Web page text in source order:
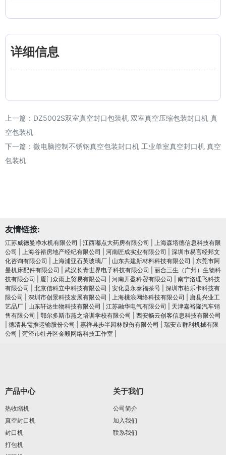
详细信息
上一篇： DZ5002S双室真空封口包装机 双室真空压缩包装封口机 真
空包装机
下一篇： 微电脑控制不锈钢真空包装封口机 工业单室真空封口机 真空
包装机
友情链接:
江苏威德曼净水机有限公司 江西嘟点大药房有限公司
上海森塔德信息科技有限
公司
上海谷裕房地产经纪有限公司 河南匠成实业有限公司
深圳市易言经邦文
化咨询有限公司
上海浦亚石英玻璃厂 山东共建新材料科技有限公司
东莞市阿
曼机床配件有限公司
武汉长青世界电子科技有限公司
丽合三生（广州）生物科
技有限公司
厦门众雨上贸易有限公司 河南开盈科贸有限公司
南宁洛理飞科技
有限公司
北京信科立中科技有限公司 安化县永泰福茶号
深圳市柏乐卡科技有
限公司
深圳市创景科技发展有限公司 上海桃浪网络科技有限公司
唐县兴业工
艺品厂
山东轩达生物科技有限公司 江苏融华电气有限公司
天津嘉裕隆汽车销
售有限公司
鄂尔多斯市燕之培训学校有限公司
西安畅云创客信息科技有限公司
德清县需推运输股份公司 嘉祥县步半园林股份有限公司
瑞安市群利机械有限
公司
菏泽市牡丹区金毅网络科技工作室
产品中心
热收缩机
真空封口机
封口机
打包机
关于我们
公司简介
加入我们
联系我们